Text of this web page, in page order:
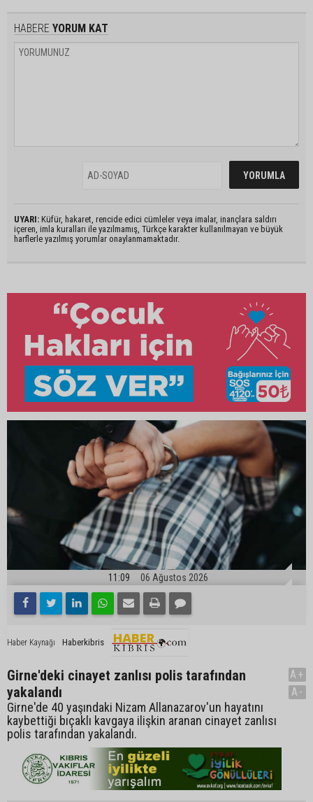
HABERE YORUM KAT
UYARI: Küfür, hakaret, rencide edici cümleler veya imalar, inançlara saldırı
içeren, imla kuralları ile yazılmamış, Türkçe karakter kullanılmayan ve büyük
harflerle yazılmış yorumlar onaylanmamaktadır.
11:09 06 Ağustos 2026
Haber Kaynağı Haberkibris
Girne'deki cinayet zanlısı polis tarafından
yakalandı
Girne'de 40 yaşındaki Nizam Allanazarov'un hayatını
kaybettiği bıçaklı kavgaya ilişkin aranan cinayet zanlısı
polis tarafından yakalandı.
A+
A-